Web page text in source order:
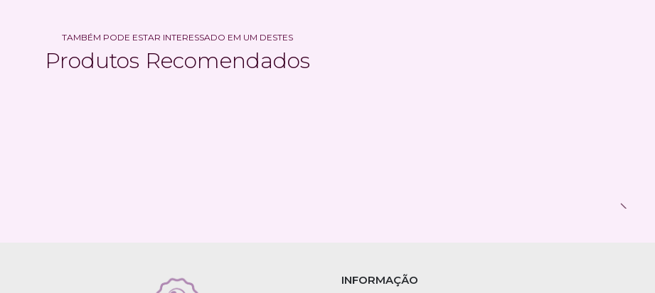
TAMBÉM PODE ESTAR INTERESSADO EM UM DESTES
Produtos Recomendados
INFORMAÇÃO